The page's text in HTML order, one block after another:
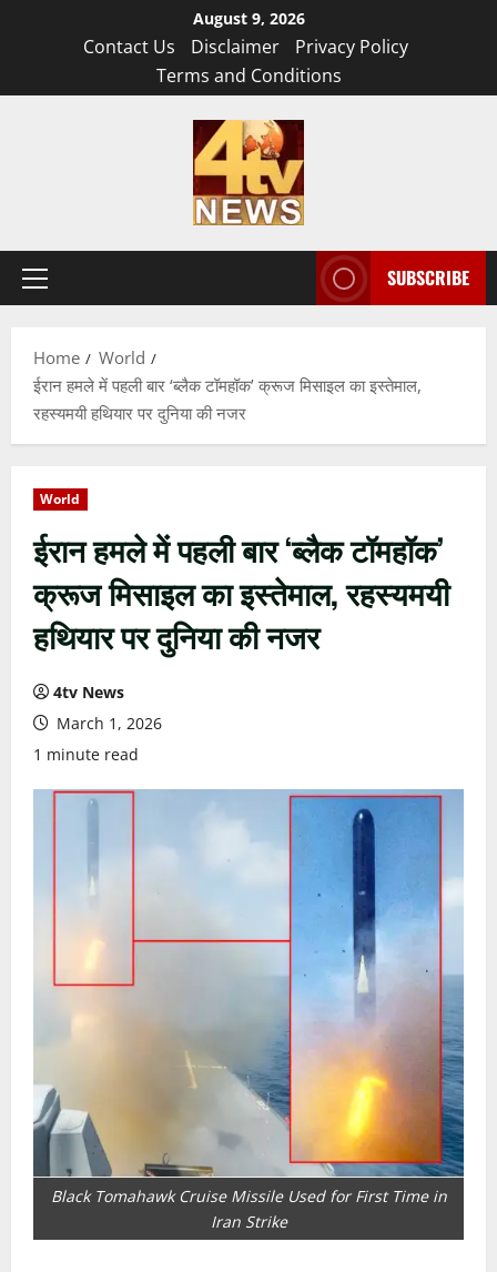
August 9, 2026
Contact Us Disclaimer
Privacy Policy
Terms and Conditions
Primary
SUBSCRIBE
Home
World
ईरान हमले में पहली बार ‘ब्लैक टॉमहॉक’ क्रूज मिसाइल का इस्तेमाल,
रहस्यमयी हथियार पर दुनिया की नजर
World
ईरान हमले में पहली बार ‘ब्लैक टॉमहॉक’
क्रूज मिसाइल का इस्तेमाल, रहस्यमयी
हथियार पर दुनिया की नजर
4tv News
March 1, 2026
1 minute read
Black Tomahawk Cruise Missile Used for First Time in
Iran Strike